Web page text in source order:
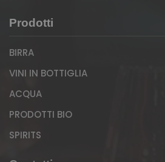
Prodotti
BIRRA
VINI IN BOTTIGLIA
ACQUA
PRODOTTI BIO
SPIRITS